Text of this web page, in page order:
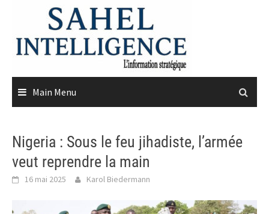
content
Main Menu
Nigeria : Sous le feu jihadiste, l’armée
veut reprendre la main
16 mai 2025 Karol Biedermann